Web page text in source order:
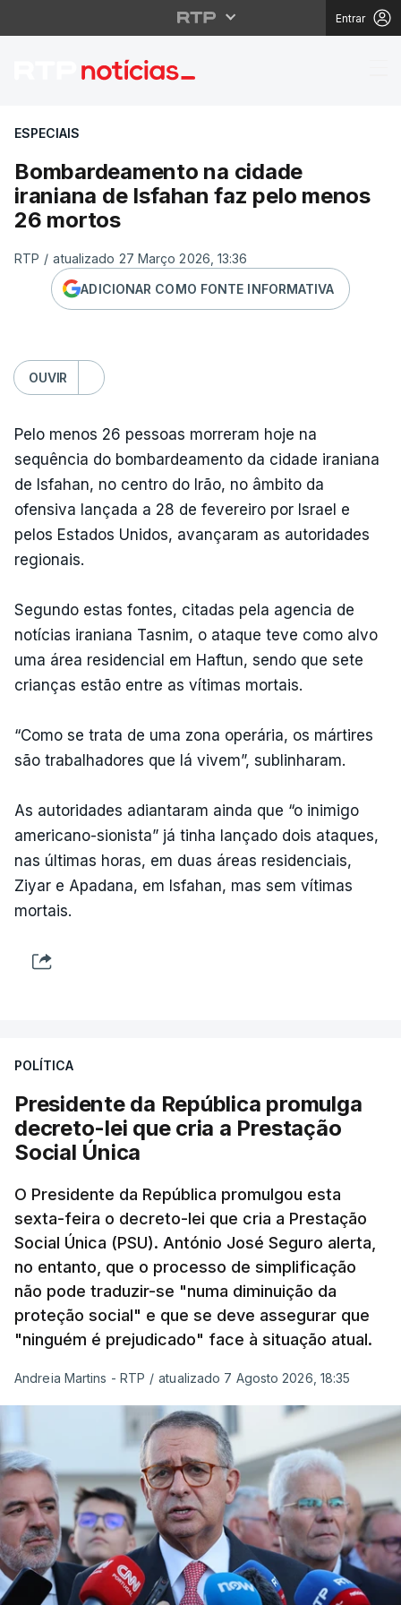
Entrar
Bombardeamento na
ESPECIAIS
Bombardeamento na cidade
iraniana de Isfahan faz pelo menos
26 mortos
RTP / atualizado 27 Março 2026, 13:36
ADICIONAR COMO FONTE INFORMATIVA
OUVIR
Pelo menos 26 pessoas morreram hoje na
sequência do bombardeamento da cidade iraniana
de Isfahan, no centro do Irão, no âmbito da
ofensiva lançada a 28 de fevereiro por Israel e
pelos Estados Unidos, avançaram as autoridades
regionais.
Segundo estas fontes, citadas pela agencia de
notícias iraniana Tasnim, o ataque teve como alvo
uma área residencial em Haftun, sendo que sete
crianças estão entre as vítimas mortais.
“Como se trata de uma zona operária, os mártires
são trabalhadores que lá vivem”, sublinharam.
As autoridades adiantaram ainda que “o inimigo
americano-sionista” já tinha lançado dois ataques,
nas últimas horas, em duas áreas residenciais,
Ziyar e Apadana, em Isfahan, mas sem vítimas
mortais.
POLÍTICA
Presidente da República promulga
decreto-lei que cria a Prestação
Social Única
O Presidente da República promulgou esta
sexta-feira o decreto-lei que cria a Prestação
Social Única (PSU). António José Seguro alerta,
no entanto, que o processo de simplificação
não pode traduzir-se "numa diminuição da
proteção social" e que se deve assegurar que
"ninguém é prejudicado" face à situação atual.
Andreia Martins - RTP / atualizado 7 Agosto 2026, 18:35